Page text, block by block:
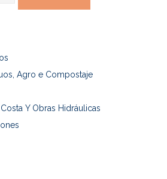
Agro e Compostaje
Y Obras Hidráulicas